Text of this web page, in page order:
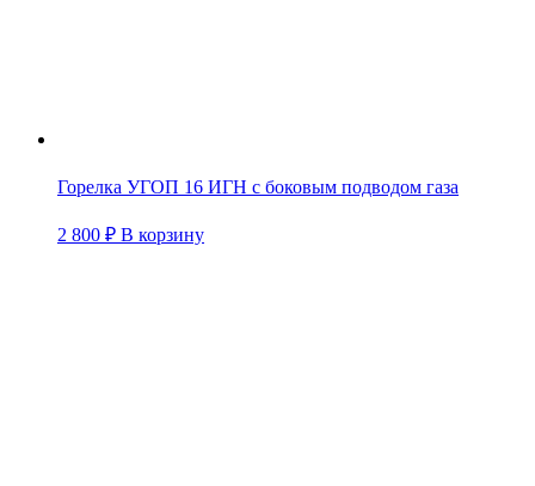
Горелка УГОП 16 ИГН с боковым подводом газа
2 800 ₽ В корзину